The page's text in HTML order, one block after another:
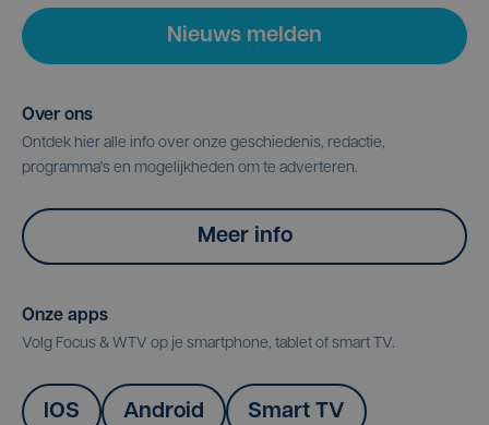
Nieuws melden
Over ons
Ontdek hier alle info over onze geschiedenis, redactie,
programma's en mogelijkheden om te adverteren.
Meer info
Onze apps
Volg Focus & WTV op je smartphone, tablet of smart TV.
IOS Android Smart TV